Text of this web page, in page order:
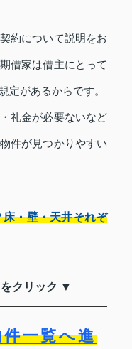
約について説明をお
借家は借主にとって
定があるからです。
礼金が必要ないなど
件が見つかりやすい
・壁・天井それぞ
クリック ▼
一覧へ進